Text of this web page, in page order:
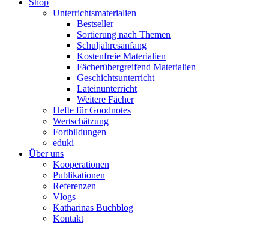
Shop
Unterrichtsmaterialien
Bestseller
Sortierung nach Themen
Schuljahresanfang
Kostenfreie Materialien
Fächerübergreifend Materialien
Geschichtsunterricht
Lateinunterricht
Weitere Fächer
Hefte für Goodnotes
Wertschätzung
Fortbildungen
eduki
Über uns
Kooperationen
Publikationen
Referenzen
Vlogs
Katharinas Buchblog
Kontakt